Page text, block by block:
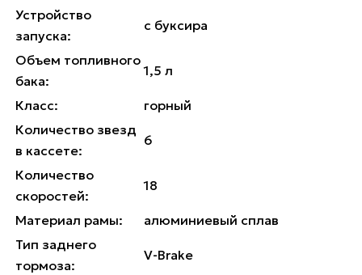
Устройство
запуска:
с буксира
Объем топливного
бака:
1,5 л
Класс:
горный
Количество звезд
в кассете:
6
Количество
скоростей:
18
Материал рамы:
алюминиевый сплав
Тип заднего
тормоза:
V-Brake